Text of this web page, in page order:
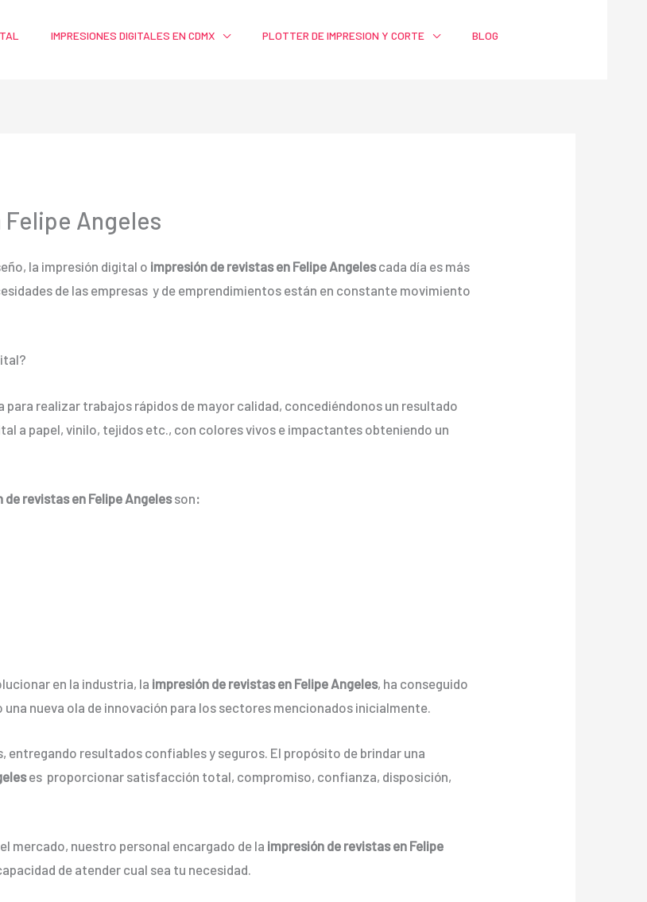
IMPRESIONES DIGITALES EN CDMX PLOTTER DE IMPRESION Y CORTE
BLOG
Angeles
la impresión digital o impresión de revistas en Felipe Angelescada día es más
de las empresas y de emprendimientos están en constante movimiento
para realizar trabajos rápidos de mayor calidad, concediéndonos un resultado
a papel, vinilo, tejidos etc., con colores vivos e impactantes obteniendo un
de revistas en Felipe Angelesson:
en la industria, la impresión de revistas en Felipe Angeles, ha conseguido
nueva ola de innovación para los sectores mencionados inicialmente.
entregando resultados confiables y seguros. El propósito de brindar una
es proporcionar satisfacción total, compromiso, confianza, disposición,
mercado, nuestro personal encargado de la impresión de revistas en Felipe
de atender cual sea tu necesidad.